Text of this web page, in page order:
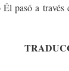
pasó a través